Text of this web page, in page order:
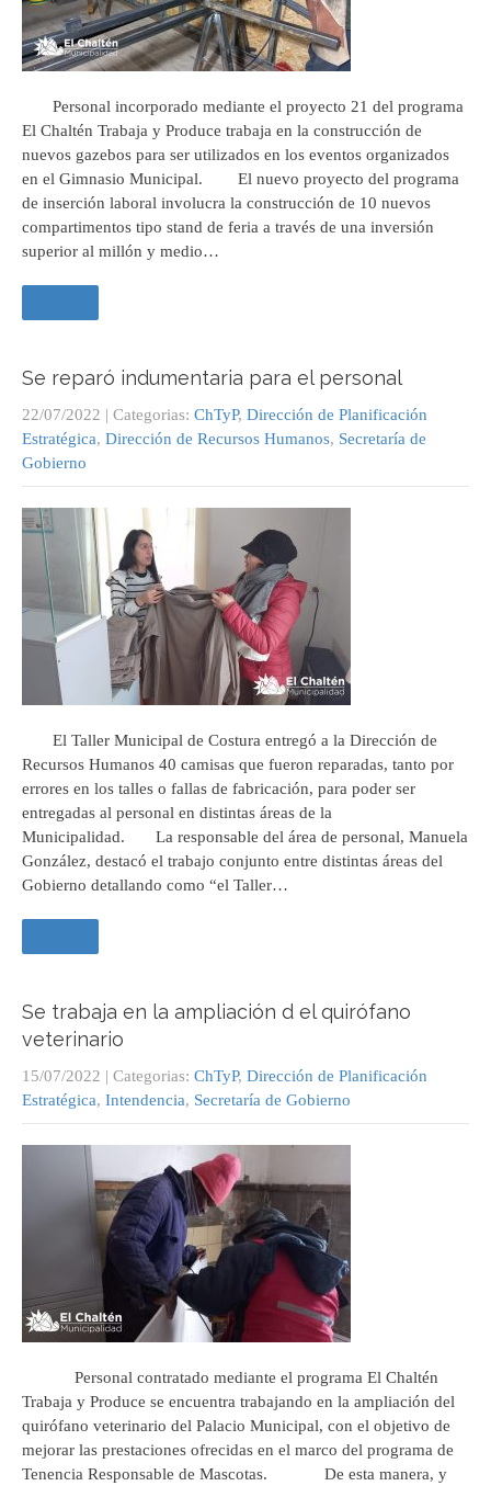
Personal incorporado mediante el proyecto 21 del programa
El Chaltén Trabaja y Produce trabaja en la construcción de
nuevos gazebos para ser utilizados en los eventos organizados
en el Gimnasio Municipal. El nuevo proyecto del programa
de inserción laboral involucra la construcción de 10 nuevos
compartimentos tipo stand de feria a través de una inversión
superior al millón y medio…
Se reparó indumentaria para el personal
22/07/2022 | Categorias: ChTyP, Dirección de Planificación
Estratégica, Dirección de Recursos Humanos, Secretaría de
Gobierno
El Taller Municipal de Costura entregó a la Dirección de
Recursos Humanos 40 camisas que fueron reparadas, tanto por
errores en los talles o fallas de fabricación, para poder ser
entregadas al personal en distintas áreas de la
Municipalidad. La responsable del área de personal, Manuela
González, destacó el trabajo conjunto entre distintas áreas del
Gobierno detallando como “el Taller…
Se trabaja en la ampliación d el quirófano
veterinario
15/07/2022 | Categorias: ChTyP, Dirección de Planificación
Estratégica, Intendencia, Secretaría de Gobierno
Personal contratado mediante el programa El Chaltén
Trabaja y Produce se encuentra trabajando en la ampliación del
quirófano veterinario del Palacio Municipal, con el objetivo de
mejorar las prestaciones ofrecidas en el marco del programa de
Tenencia Responsable de Mascotas. De esta manera, y